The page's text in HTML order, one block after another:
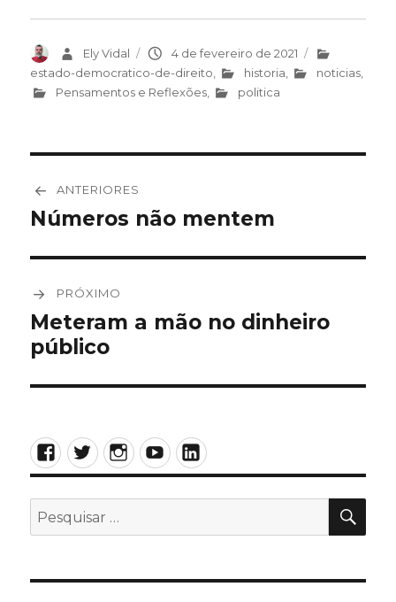
AutorEly Vidal
Publicado
em
4 de fevereiro de 2021
Categorias
estado-democratico-de-direito
historia noticias
Pensamentos e Reflexões
politica
de
ANTERIORES
Post
Números não mentem
PRÓXIMO
Próximo
post:
Meteram a mão no dinheiro
público
Facebook
TwitterInstagram
YouTubeLinkedIn
Pesquisar